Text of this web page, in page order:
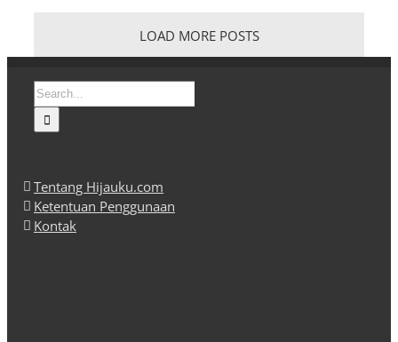
LOAD MORE POSTS
Search
for:
Tentang Hijauku.com
Ketentuan Penggunaan
Kontak